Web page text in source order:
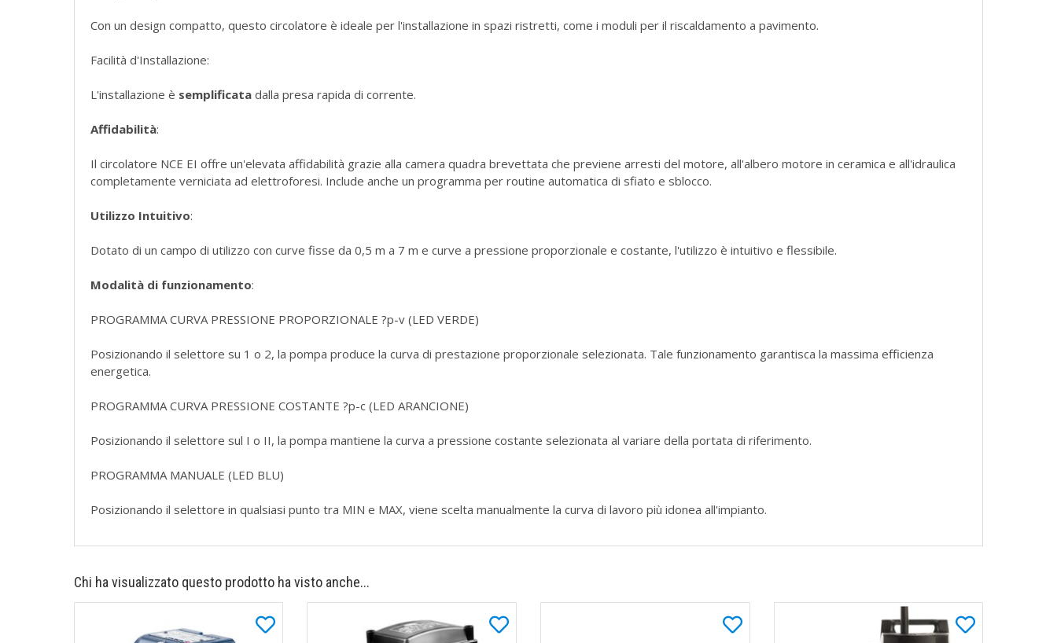
Con un design compatto, questo circolatore è ideale per l'installazione in spazi ristretti, come i moduli per il riscaldamento a pavimento.
Facilità d'Installazione:
L'installazione è semplificatadalla presa rapida di corrente.
Affidabilità:
Il circolatore NCE EI offre un'elevata affidabilità grazie alla camera quadra brevettata che previene arresti del motore, all'albero motore in ceramica e all'idraulica
completamente verniciata ad elettroforesi. Include anche un programma per routine automatica di sfiato e sblocco.
Utilizzo Intuitivo:
Dotato di un campo di utilizzo con curve fisse da 0,5 m a 7 m e curve a pressione proporzionale e costante, l'utilizzo è intuitivo e flessibile.
Modalità di funzionamento:
PROGRAMMA CURVA PRESSIONE PROPORZIONALE ?p-v (LED VERDE)
Posizionando il selettore su 1 o 2, la pompa produce la curva di prestazione proporzionale selezionata. Tale funzionamento garantisca la massima efficienza
energetica.
PROGRAMMA CURVA PRESSIONE COSTANTE ?p-c (LED ARANCIONE)
Posizionando il selettore sul I o II, la pompa mantiene la curva a pressione costante selezionata al variare della portata di riferimento.
PROGRAMMA MANUALE (LED BLU)
Posizionando il selettore in qualsiasi punto tra MIN e MAX, viene scelta manualmente la curva di lavoro più idonea all'impianto.
Chi ha visualizzato questo prodotto ha visto anche...